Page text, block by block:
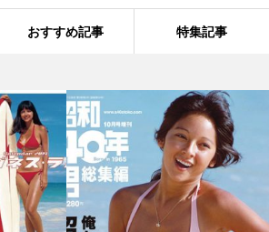
おすすめ記事 特集記事